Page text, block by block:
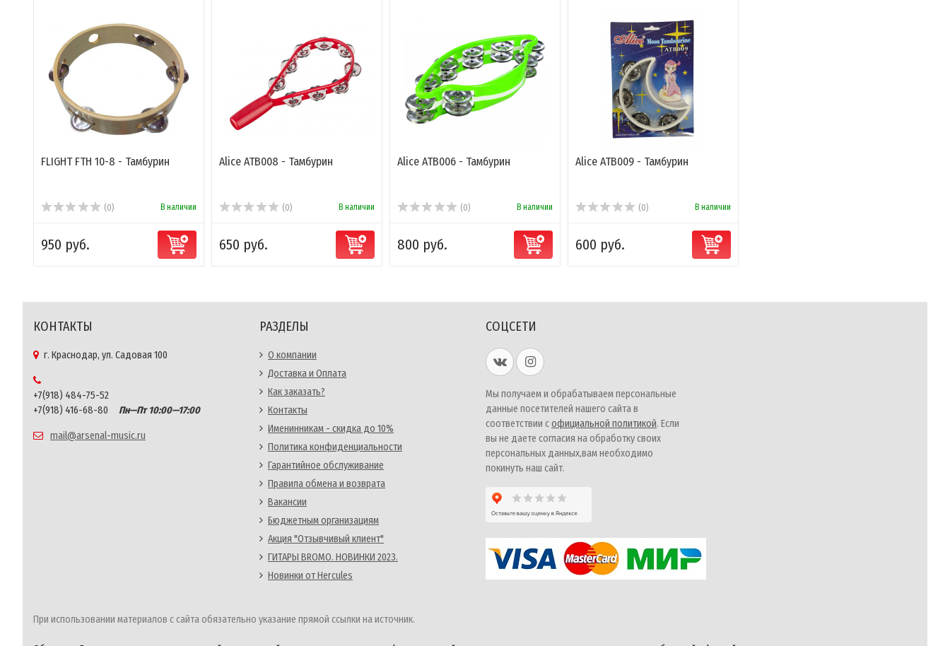
FLIGHT FTH 10-8 - Тамбурин
(0) В наличии
950 руб.
Alice ATB008 - Тамбурин
(0) В наличии
650 руб.
Alice ATB006 - Тамбурин
(0) В наличии
800 руб.
Alice ATB009 - Тамбурин
(0) В наличии
600 руб.
КОНТАКТЫ
г. Краснодар, ул. Садовая 100
+7(918) 484-75-52
+7(918) 416-68-80
Пн—Пт 10:00—17:00
mail@arsenal-music.ru
РАЗДЕЛЫ
О компании
Доставка и Оплата
Как заказать?
Контакты
Именинникам - скидка до 10%
Политика конфиденциальности
Гарантийное обслуживание
Правила обмена и возврата
Вакансии
Бюджетным организациям
Акция "Отзывчивый клиент"
ГИТАРЫ BROMO. НОВИНКИ 2023.
Новинки от Hercules
СОЦСЕТИ
Мы получаем и обрабатываем персональные
данные посетителей нашего сайта в
соответствии софициальной политикой. Если
вы не даете согласия на обработку своих
персональных данных,вам необходимо
покинуть наш сайт.
При использовании материалов с сайта обязательно указание прямой ссылки на источник.